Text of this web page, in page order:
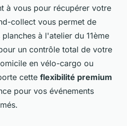
à vous pour récupérer votre
collect vous permet de
à l'atelier du 11ème
un contrôle total de votre
en vélo-cargo ou
cette flexibilité premium
pour vos événements